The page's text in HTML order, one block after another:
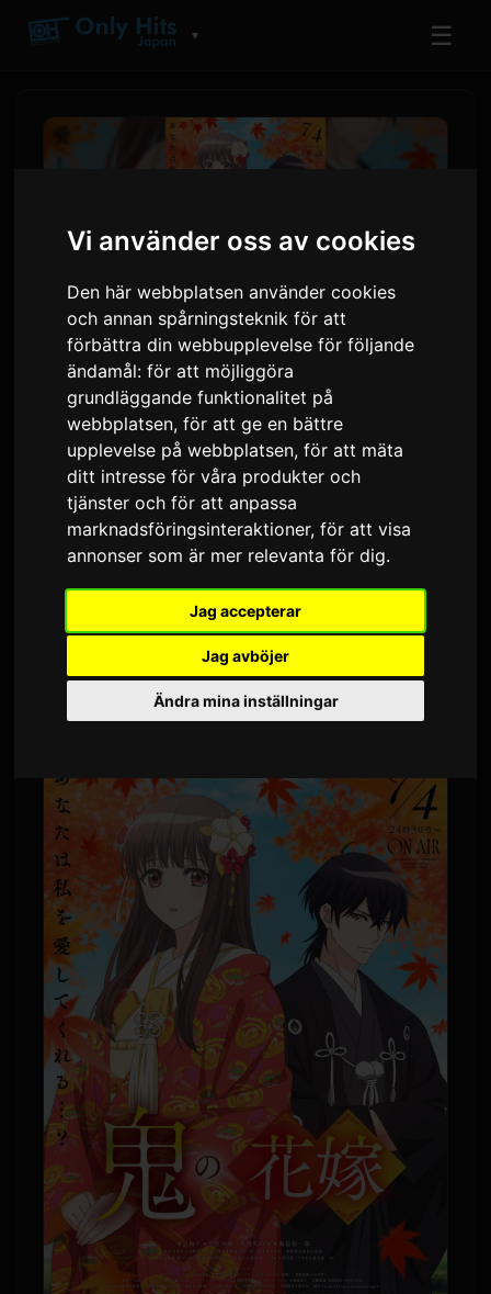
Vi använder oss av cookies
Den här webbplatsen använder cookies
och annan spårningsteknik för att
förbättra din webbupplevelse för följande
ändamål:för att möjliggöra
grundläggande funktionalitet på
webbplatsen,för att ge en bättre
upplevelse på webbplatsen,för att mäta
ditt intresse för våra produkter och
tjänster och för att anpassa
marknadsföringsinteraktioner,för att visa
annonser som är mer relevanta för dig.
Jag accepterar
Jag avböjer
Ändra mina inställningar
▼ ☰
ClariS släpper nya singeln
'Hitokoto' för animen 'Oni no
Hanayome'
Sam 6 juli 2026
Översatt från engelska
1,503 visningar
ClariS har släppt en ny singel med titeln
'Hitokoto.' Låten fungerar som ledmotiv till TV-
animen 'Oni no Hanayome,' som hade premiär
den 4 juli.